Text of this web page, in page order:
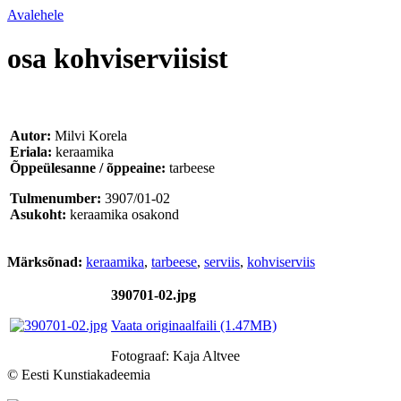
Avalehele
osa kohviserviisist
Autor: Milvi Korela
Eriala: keraamika
Õppeülesanne / õppeaine: tarbeese
Tulmenumber: 3907/01-02
Asukoht: keraamika osakond
Märksõnad: keraamika, tarbeese, serviis, kohviserviis
390701-02.jpg
Vaata originaalfaili (1.47MB)
Fotograaf: Kaja Altvee
© Eesti Kunstiakadeemia